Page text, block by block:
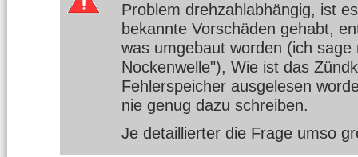
Problem drehzahlabhängig, ist
bekannte Vorschäden gehabt,
was umgebaut worden (ich
Nockenwelle"), Wie ist das
Fehlerspeicher ausgelesen
nie genug dazu schreiben.
Je detaillierter die Frage umso